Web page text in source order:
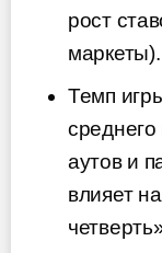
рост
маркеты).
Темп
среднего
аутов и
влияет